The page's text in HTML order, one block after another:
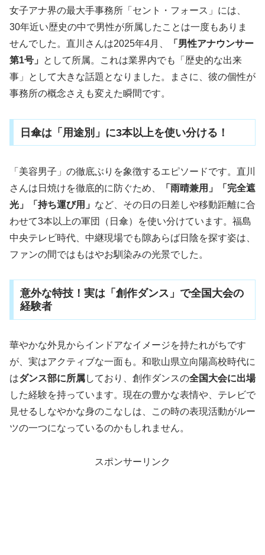
女子アナ界の最大手事務所「セント・フォース」には、
30年近い歴史の中で男性が所属したことは一度もありま
せんでした。直川さんは2025年4月、
「男性アナウンサー
第1号」
として所属。これは業界内でも「歴史的な出来
事」として大きな話題となりました。まさに、彼の個性が
事務所の概念さえも変えた瞬間です。
日傘は「用途別」に3本以上を使い分ける！
「美容男子」の徹底ぶりを象徴するエピソードです。直川
さんは日焼けを徹底的に防ぐため、
「雨晴兼用」「完全遮
光」「持ち運び用」 など、その日の日差しや移動距離に合
わせて3本以上の軍団（日傘）を使い分けています。福島
中央テレビ時代、中継現場でも隙あらば日陰を探す姿は、
ファンの間ではもはやお馴染みの光景でした。
意外な特技！実は「創作ダンス」で全国大会の
経験者
華やかな外見からインドアなイメージを持たれがちです
が、実はアクティブな一面も。和歌山県立向陽高校時代に
はダンス部に所属しており、創作ダンスの全国大会に出場
した経験を持っています。現在の豊かな表情や、テレビで
見せるしなやかな身のこなしは、この時の表現活動がルー
ツの一つになっているのかもしれません。
スポンサーリンク